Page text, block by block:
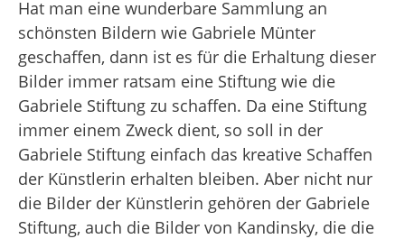
Hat man eine wunderbare Sammlung an
schönsten Bildern wie Gabriele Münter
geschaffen, dann ist es für die Erhaltung dieser
Bilder immer ratsam eine Stiftung wie die
Gabriele Stiftung zu schaffen. Da eine Stiftung
immer einem Zweck dient, so soll in der
Gabriele Stiftung einfach das kreative Schaffen
der Künstlerin erhalten bleiben. Aber nicht nur
die Bilder der Künstlerin gehören der Gabriele
Stiftung, auch die Bilder von Kandinsky, die die